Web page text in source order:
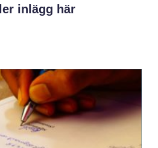
inlägg här